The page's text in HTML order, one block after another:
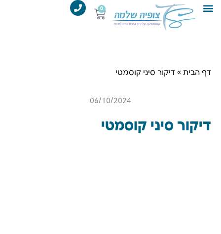
לתוכן 0
דף הבית » דיקור סיני קוסמטי
06/10/2024
דיקור סיני קוסמטי